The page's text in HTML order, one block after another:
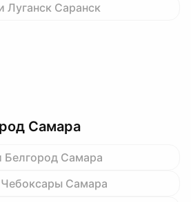
Луганск Саранск
Самара
Белгород Самара
Чебоксары Самара